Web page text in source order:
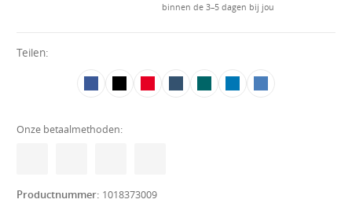
binnen de 3–5 dagen bij jou
Teilen:
Onze betaalmethoden:
Productnummer: 1018373009